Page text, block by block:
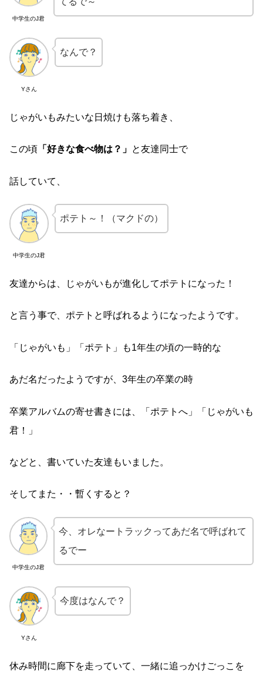
中学生のJ君
Yさん
なんで？
じゃがいもみたいな日焼けも落ち着き、
この頃 「好きな食べ物は？」 と友達同士で
話していて、
中学生のJ君
ポテト～！（マクドの）
友達からは、じゃがいもが進化してポテトになった！
と言う事で、ポテトと呼ばれるようになったようです。
「じゃがいも」「ポテト」も1年生の頃の一時的な
あだ名だったようですが、3年生の卒業の時
卒業アルバムの寄せ書きには、「ポテトへ」「じゃがいも
君！」
などと、書いていた友達もいました。
そしてまた・・暫くすると？
中学生のJ君
今、オレなートラックってあだ名で呼ばれて
るでー
Yさん
今度はなんで？
休み時間に廊下を走っていて、一緒に追っかけごっこを